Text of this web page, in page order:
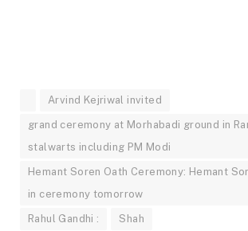
Arvind Kejriwal invited
grand ceremony at Morhabadi ground in
stalwarts including PM Modi
Hemant Soren Oath Ceremony: Hemant
in ceremony tomorrow
Rahul Gandhi : Shah